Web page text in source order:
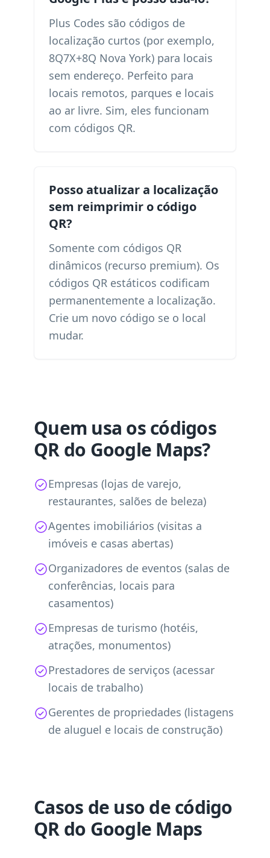
Plus Codes são códigos de
localização curtos (por exemplo,
8Q7X+8Q Nova York) para locais
sem endereço. Perfeito para
locais remotos, parques e locais
ao ar livre. Sim, eles funcionam
com códigos QR.
Posso atualizar a localização
sem reimprimir o código
QR?
Somente com códigos QR
dinâmicos (recurso premium). Os
códigos QR estáticos codificam
permanentemente a localização.
Crie um novo código se o local
mudar.
Quem usa os códigos
QR do Google Maps?
Empresas (lojas de varejo,
restaurantes, salões de beleza)
Agentes imobiliários (visitas a
imóveis e casas abertas)
Organizadores de eventos (salas de
conferências, locais para
casamentos)
Empresas de turismo (hotéis,
atrações, monumentos)
Prestadores de serviços (acessar
locais de trabalho)
Gerentes de propriedades (listagens
de aluguel e locais de construção)
Casos de uso de código
QR do Google Maps